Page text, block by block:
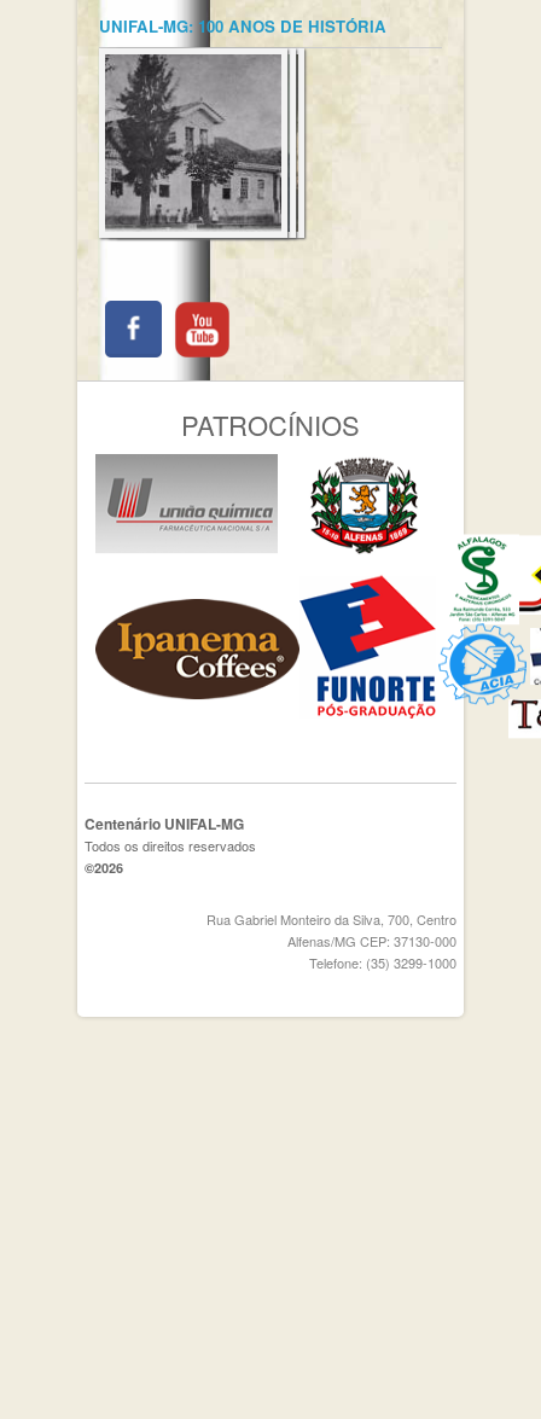
UNIFAL-MG: 100 ANOS DE HISTÓRIA
PATROCÍNIOS
Centenário UNIFAL-MG
Todos os direitos reservados
©2026
Rua Gabriel Monteiro da Silva, 700, Centro
Alfenas/MG CEP: 37130-000
Telefone: (35) 3299-1000